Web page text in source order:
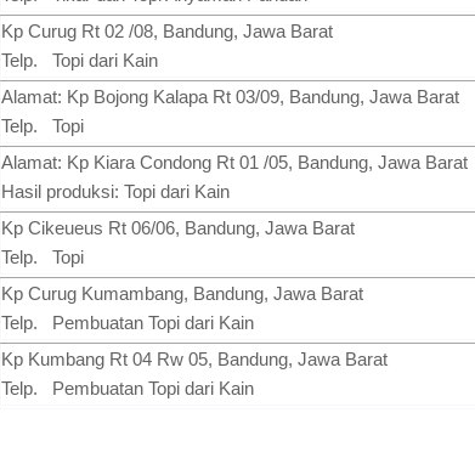
Kp Curug Rt 02 /08, Bandung, Jawa Barat
Telp. Topi dari Kain
Alamat: Kp Bojong Kalapa Rt 03/09, Bandung, Jawa Barat
Telp. Topi
Alamat: Kp Kiara Condong Rt 01 /05, Bandung, Jawa Barat
Hasil produksi: Topi dari Kain
Kp Cikeueus Rt 06/06, Bandung, Jawa Barat
Telp. Topi
Kp Curug Kumambang, Bandung, Jawa Barat
Telp. Pembuatan Topi dari Kain
Kp Kumbang Rt 04 Rw 05, Bandung, Jawa Barat
Telp. Pembuatan Topi dari Kain